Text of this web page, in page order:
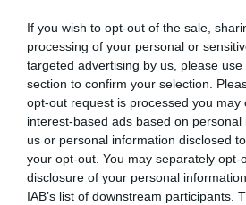
If you wish to opt-out of the sale,
processing of your personal or
targeted advertising by us, please
section to confirm your selection.
opt-out request is processed you may
interest-based ads based on
us or personal information disclosed
your opt-out. You may separately opt-
disclosure of your personal
IAB’s list of downstream participants.
LIFESTYLE
Κέιτ Μίντλετον – Πρίγκιπας
για τα νέα μέλη της
Τα 3 παιδιά τους είναι
30.05.2025 - 14:46